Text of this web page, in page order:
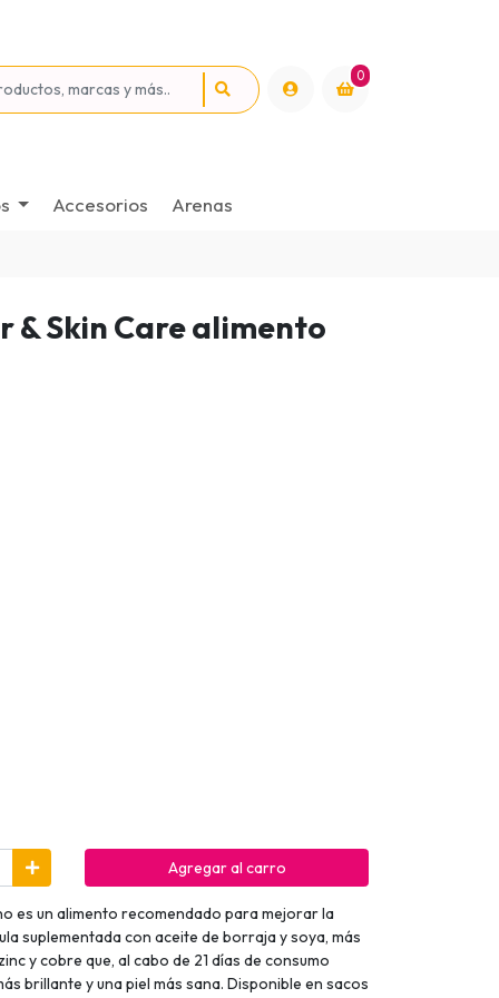
0
Accesorios Arenas
& Skin Care alimento
Agregar al carro
es un alimento recomendado para mejorar la
suplementada con aceite de borraja y soya, más
y cobre que, al cabo de 21 días de consumo
brillante y una piel más sana. Disponible en sacos